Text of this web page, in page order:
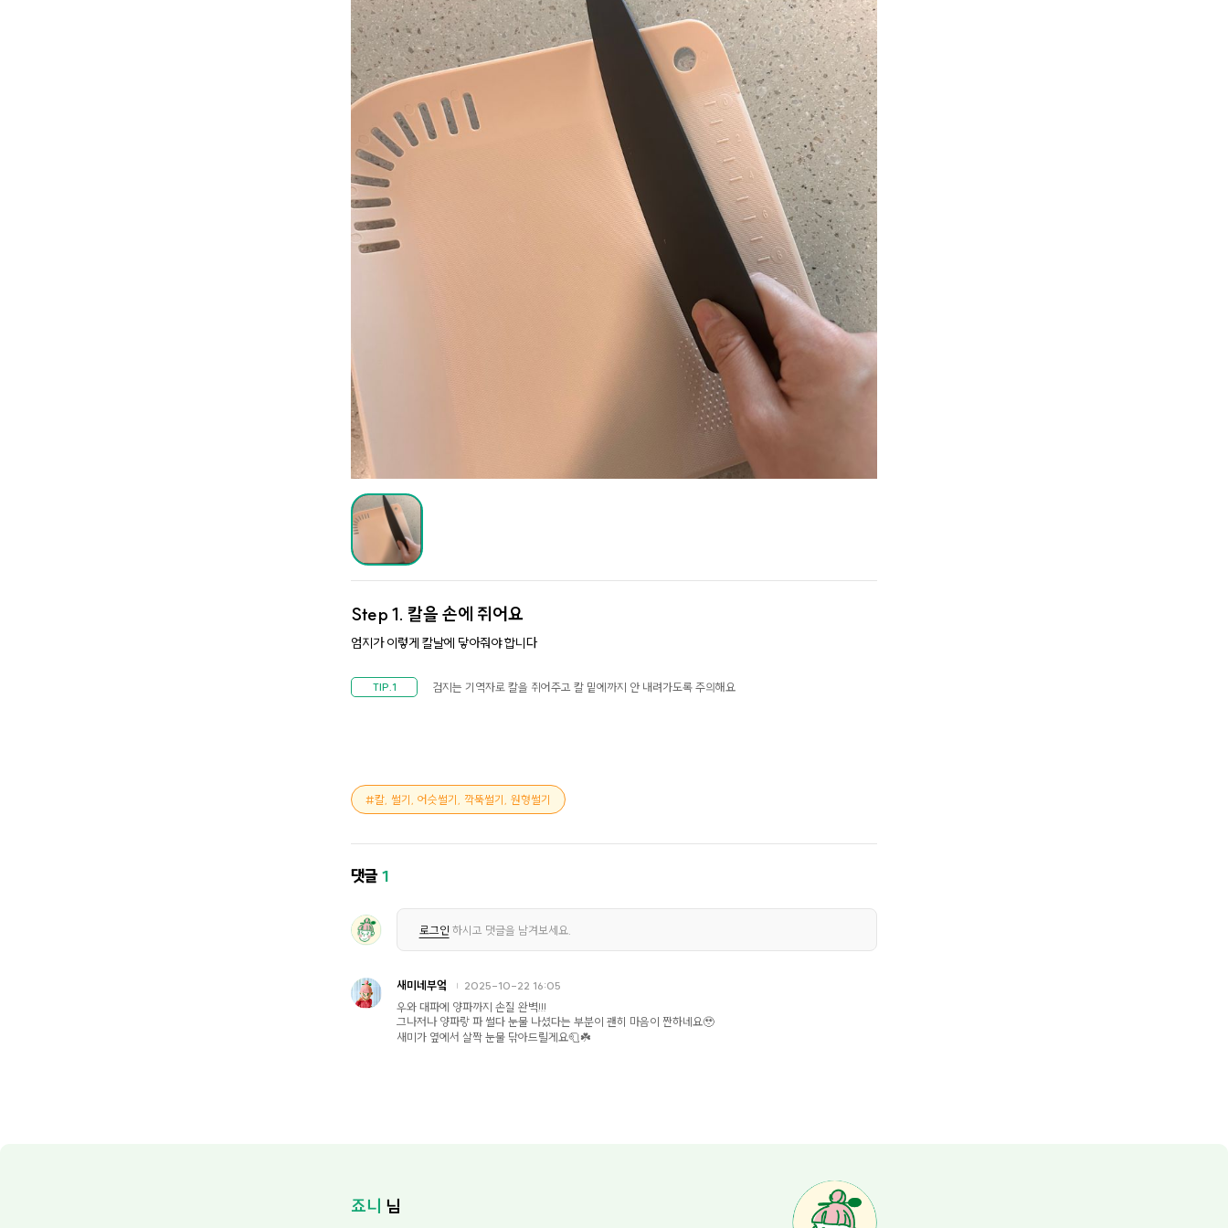
Step 1. 칼을 손에 쥐어요
엄지가 이렇게 칼날에 닿아줘야 합니다
검지는 기역자로 칼을 쥐어주고 칼 밑에까지 안 내려가도록 주의해요
칼, 썰기, 어슷썰기, 깍뚝썰기, 원형썰기
댓글1
로그인 하시고 댓글을 남겨보세요.
새미네부엌 2025-10-22 16:05
우와 대파에 양파까지 손질 완벽!!!
그나저나 양파랑 파 썰다 눈물 나셨다는 부분이 괜히 마음이 짠하네요🥹
새미가 옆에서 살짝 눈물 닦아드릴게요🧻☘️
죠니 님